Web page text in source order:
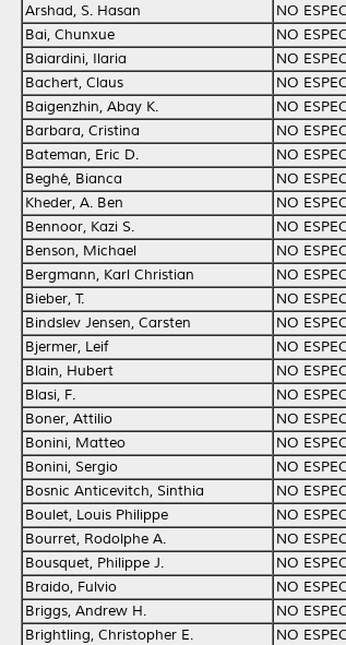
Arshad, S. Hasan
NO
Bai, Chunxue
NO
Baiardini, Ilaria
NO
Bachert, Claus
NO
Baigenzhin, Abay K.
NO
Barbara, Cristina
NO
Bateman, Eric D.
NO
Beghé, Bianca
NO
Kheder, A. Ben
NO
Bennoor, Kazi S.
NO
Benson, Michael
NO
Bergmann, Karl Christian
NO
Bieber, T.
NO
Bindslev Jensen, Carsten
NO
Bjermer, Leif
NO
Blain, Hubert
NO
Blasi, F.
NO
Boner, Attilio
NO
Bonini, Matteo
NO
Bonini, Sergio
NO
Bosnic Anticevitch, Sinthia
NO
Boulet, Louis Philippe
NO
Bourret, Rodolphe A.
NO
Bousquet, Philippe J.
NO
Braido, Fulvio
NO
Briggs, Andrew H.
NO
Brightling, Christopher E.
NO